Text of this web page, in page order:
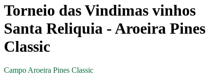
Torneio das Vindimas vinhos
Santa Reliquia - Aroeira Pines
Classic
Campo Aroeira Pines Classic